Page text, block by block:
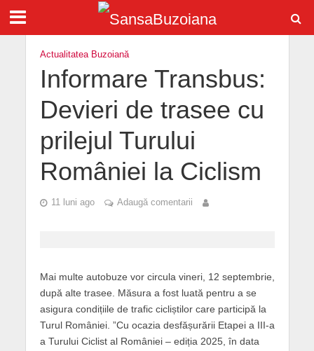
Actualitatea Buzoiană
Informare Transbus:
Devieri de trasee cu
prilejul Turului
României la Ciclism
11 luni ago Adaugă comentarii
Mai multe autobuze vor circula vineri, 12 septembrie,
după alte trasee. Măsura a fost luată pentru a se
asigura condițiile de trafic cicliștilor care participă la
Turul României. ”Cu ocazia desfășurării Etapei a III-a
a Turului Ciclist al României – ediția 2025, în data